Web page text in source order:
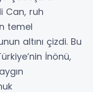
Can, ruh
temel
altını çizdi. Bu
İnönü,